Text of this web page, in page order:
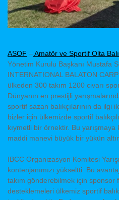
ASOF –Amatör ve Sportif Olta
Yönetim Kurulu Başkanı Mustafa
INTERNATIONAL BALATON
ülkeden 300 takım 1200 civarı
Dünyanın en prestijli
sportif sazan balıkçılarının da ilgi
bizler için ülkemizde sportif
kıymetli bir örnektir. Bu yarışmaya
maddi manevi büyük bir yükün
IBCC Organizasyon Komitesi
kontenjanımızı yükseltti. Bu
takım gönderebilmek için sponsor
desteklemeleri ülkemiz sportif